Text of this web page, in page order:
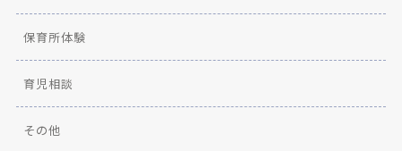
保育所体験
育児相談
その他